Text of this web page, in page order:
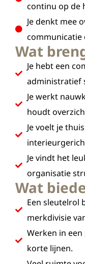
continu op de
Je denkt mee
communicatie
Wat
Je hebt een
administratief
Je werkt
houdt
Je voelt je
Je vindt het
organisatie
Wat
Een sleutelrol
merkdivisie
Werken in
korte lijnen.